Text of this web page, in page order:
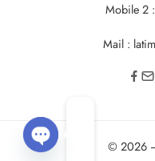
Mobile 2
Mail :
© 2026